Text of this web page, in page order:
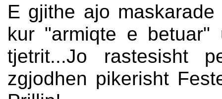
E gjithe ajo
kur "armiqte e
tjetrit...Jo rastesisht
zgjodhen pikerisht